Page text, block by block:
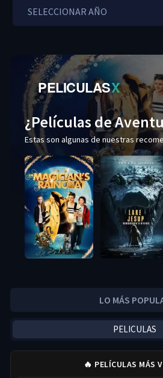
PELICULASX
¿Películas de
Estas son algunas de nuestras
LO MÁS
PELICULAS
🔥 PELÍCULAS MÁS